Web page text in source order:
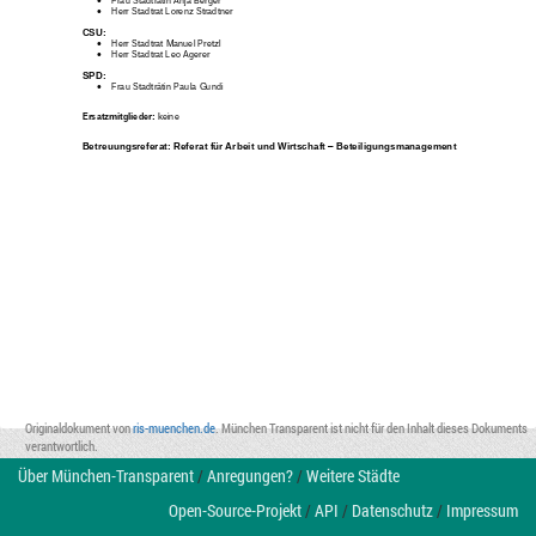
•
Herr Stadtrat Lorenz Stradtner
CSU:
•
Herr Stadtrat Manuel Pretzl
•
Herr Stadtrat Leo Agerer
SPD:
•
Frau Stadträtin Paula Gundi
Ersatzmitglieder: keine
Betreuungsreferat: Referat für Arbeit und Wirtschaft – Beteiligungsmanagement
Originaldokument vonris-muenchen.de. München Transparent ist nicht für den Inhalt dieses Dokuments
verantwortlich.
Über München-Transparent/Anregungen?/Weitere Städte
Open-Source-Projekt/API / Datenschutz/ Impressum